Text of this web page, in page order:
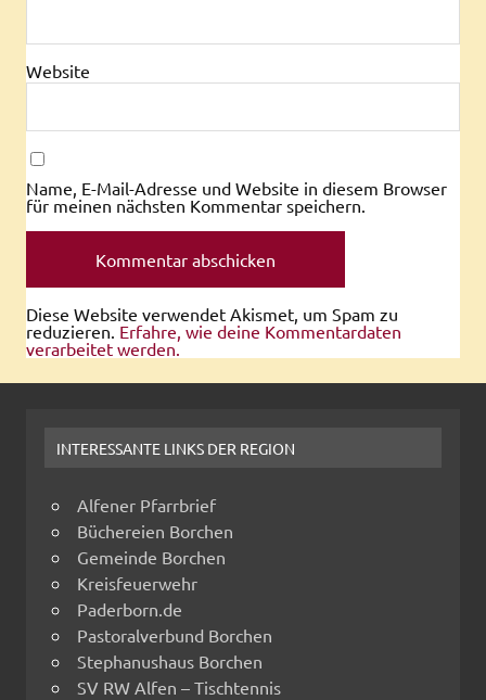
Website
Name, E-Mail-Adresse und Website in diesem Browser
für meinen nächsten Kommentar speichern.
Diese Website verwendet Akismet, um Spam zu
reduzieren. Erfahre, wie deine Kommentardaten
verarbeitet werden.
INTERESSANTE LINKS DER REGION
Alfener Pfarrbrief
Büchereien Borchen
Gemeinde Borchen
Kreisfeuerwehr
Paderborn.de
Pastoralverbund Borchen
Stephanushaus Borchen
SV RW Alfen – Tischtennis